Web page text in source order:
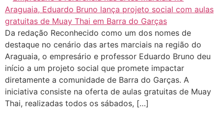
Da redação Reconhecido como um dos nomes de
destaque no cenário das artes marciais na região do
Araguaia, o empresário e professor Eduardo Bruno deu
início a um projeto social que promete impactar
diretamente a comunidade de Barra do Garças. A
iniciativa consiste na oferta de aulas gratuitas de Muay
Thai, realizadas todos os sábados, […]